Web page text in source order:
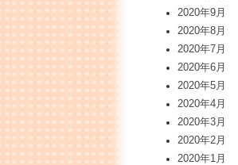
2020年9月
2020年8月
2020年7月
2020年6月
2020年5月
2020年4月
2020年3月
2020年2月
2020年1月